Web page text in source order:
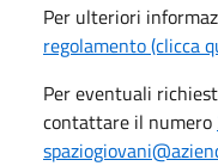
Per ulteriori
regolamento (clicca
Per eventuali
contattare il numero